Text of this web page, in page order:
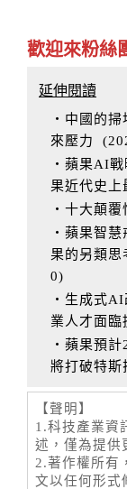
歡迎來粉絲
延伸閱讀
‧中國的掃
來壓力
(
‧蘋果AI戰
果近代史上
‧十大顛覆
‧蘋果智慧
果的另類思
0)
‧生成式AI
業人才面臨
‧蘋果預計
將打破特斯
【聲明】
1.科技產業資
述，僅為提供
2.著作權所有
文以任何形式